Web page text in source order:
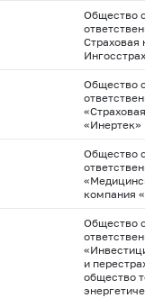
Общество
Страховая
Общество
«Инертек»
Общество
компания
Общество
и
общество